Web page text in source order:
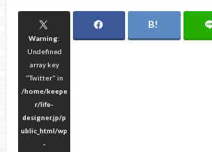
Warning:
Undefined
array key
"Twitter" in
/home/keepe
r/life-
designer.jp/p
ublic_html/wp
-